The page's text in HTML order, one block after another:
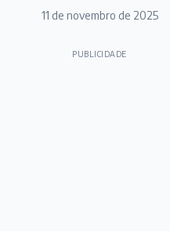
11 de novembro de 2025
PUBLICIDADE